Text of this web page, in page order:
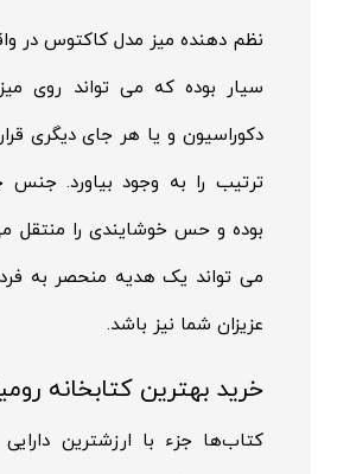
نظم دهنده میز مدل کاکتوس در
سیار بوده که می تواند روی
دکوراسیون و یا هر جای دیگری
ترتیب را به وجود بیاورد.
بوده و حس خوشایندی را منتقل
می تواند یک هدیه منحصر به
عزیزان شما نیز باشد.
خرید بهترین کتابخانه
کتاب­‌ها جزء با ارزش­ترین